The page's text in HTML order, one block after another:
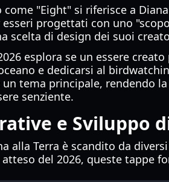
"Eight" si riferisce a
progettati con uno
scelta di design dei suoi
esplora se un essere
e dedicarsi al
tema principale, rendendo
senziente.
e Sviluppo
alla Terra è scandito da
del 2026, queste tappe